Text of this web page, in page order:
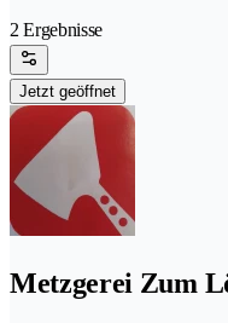
2 Ergebnisse
Jetzt geöffnet
Metzgerei Zum